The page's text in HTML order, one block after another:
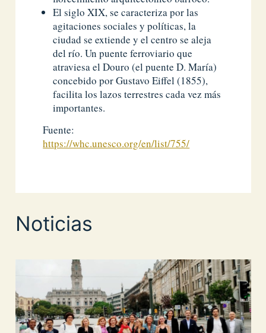
El siglo XIX, se caracteriza por las
agitaciones sociales y políticas, la
ciudad se extiende y el centro se aleja
del río. Un puente ferroviario que
atraviesa el Douro (el puente D. María)
concebido por Gustavo Eiffel (1855),
facilita los lazos terrestres cada vez más
importantes.
Fuente:
https://whc.unesco.org/en/list/755/
Noticias